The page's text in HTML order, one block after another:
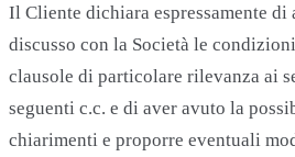
Il Cliente dichiara espressamente di
discusso con la Società le
clausole di particolare rilevanza ai
seguenti c.c. e di aver avuto la
chiarimenti e proporre eventuali